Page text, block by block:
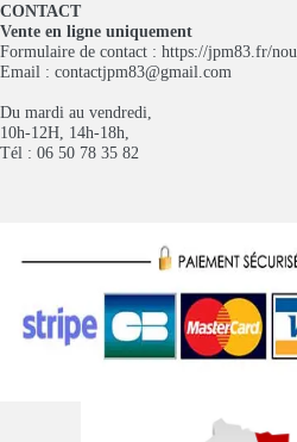
CONTACT
Vente en ligne uniquement
Formulaire de contact : https://jpm83.fr/
Email : contactjpm83@gmail.com
Du mardi au vendredi,
10h-12H, 14h-18h,
Tél : 06 50 78 35 82